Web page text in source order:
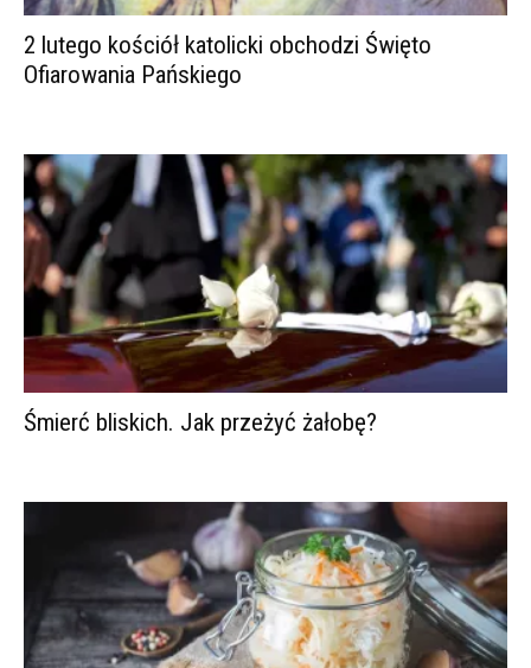
2 lutego kościół katolicki obchodzi Święto
Ofiarowania Pańskiego
Śmierć bliskich. Jak przeżyć żałobę?